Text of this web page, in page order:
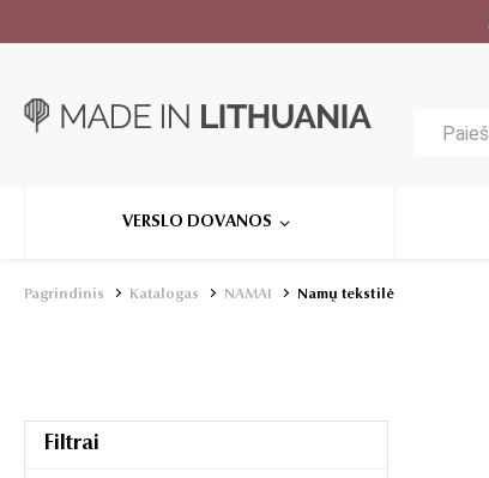
VERSLO DOVANOS
Pagrindinis Katalogas NAMAI Namų tekstilė
Filtrai